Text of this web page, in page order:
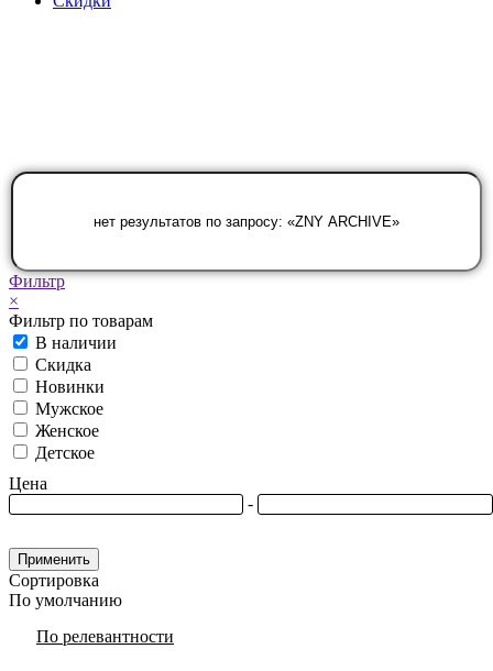
Фильтр
×
Фильтр по товарам
В наличии
Скидка
Новинки
Мужское
Женское
Детское
Цена
-
Применить
Сортировка
По умолчанию
По релевантности